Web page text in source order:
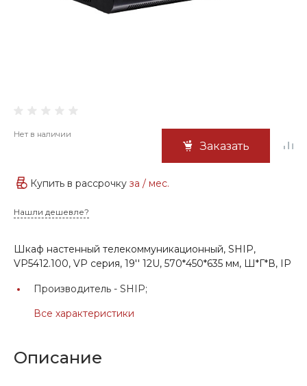
Нет в наличии
Заказать
Купить в рассрочку за / мес.
Нашли дешевле?
Шкаф настенный телекоммуникационный, SHIP,
VP5412.100, VP серия, 19'' 12U, 570*450*635 мм, Ш*Г*В, IP
Производитель - SHIP;
Все характеристики
Описание